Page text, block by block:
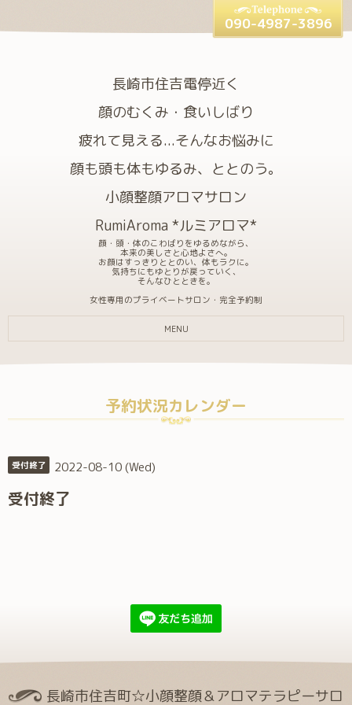
長崎市住吉電停近く
顔のむくみ・食いしばり
疲れて見える...そんなお悩みに
顔も頭も体もゆるみ、ととのう。
小顔整顔アロマサロン
RumiAroma *ルミアロマ*
顔・頭・体のこわばりをゆるめながら、
本来の美しさと心地よさへ。
お顔はすっきりととのい、体もラクに。
気持ちにもゆとりが戻っていく、
そんなひとときを。
女性専用のプライベートサロン・完全予約制
090-4987-3896
MENU
予約状況カレンダー
受付終了 2022-08-10 (Wed)
受付終了
長崎市住吉町☆小顔整顔＆アロマテラピーサロ